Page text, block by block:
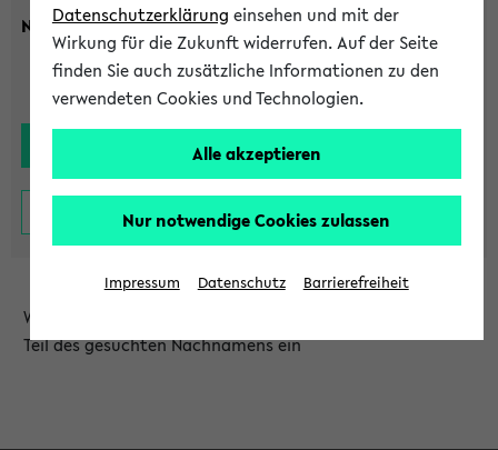
Nachname:
Wählen Sie die Einrichtung aus und/oder geben Sie einen
Teil des gesuchten Nachnamens ein
Datenschutzerklärung einsehen und mit der
Wirkung für die Zukunft widerrufen. Auf der Seite
finden Sie auch zusätzliche Informationen zu den
verwendeten Cookies und Technologien.
Alle akzeptieren
Nur notwendige Cookies zulassen
Impressum Datenschutz Barrierefreiheit